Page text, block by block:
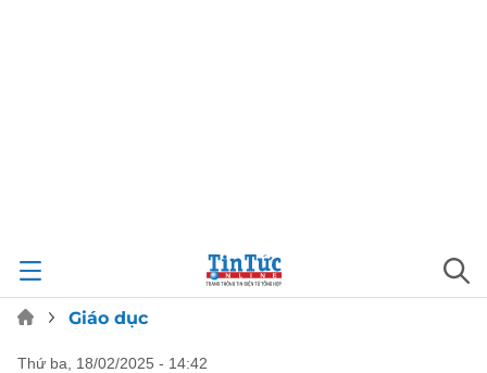
Giáo dục
thứ ba, 18/02/2025 - 14:42